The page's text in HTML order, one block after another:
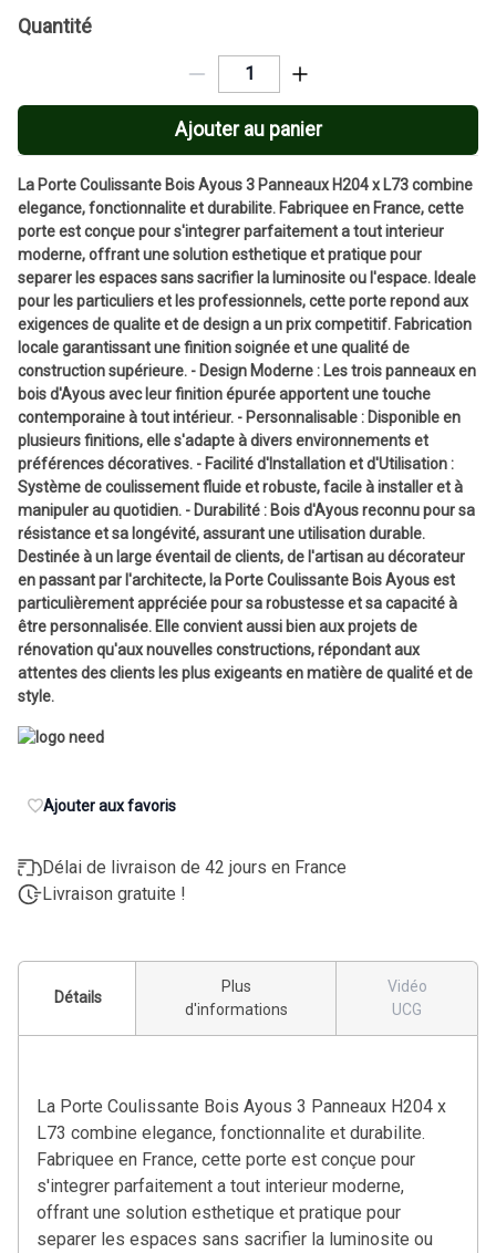
Quantité
Ajouter au panier
La Porte Coulissante Bois Ayous 3 Panneaux H204 x L73 combine
elegance, fonctionnalite et durabilite. Fabriquee en France, cette
porte est conçue pour s'integrer parfaitement a tout interieur
moderne, offrant une solution esthetique et pratique pour
separer les espaces sans sacrifier la luminosite ou l'espace. Ideale
pour les particuliers et les professionnels, cette porte repond aux
exigences de qualite et de design a un prix competitif. Fabrication
locale garantissant une finition soignée et une qualité de
construction supérieure. - Design Moderne : Les trois panneaux en
bois d'Ayous avec leur finition épurée apportent une touche
contemporaine à tout intérieur. - Personnalisable : Disponible en
plusieurs finitions, elle s'adapte à divers environnements et
préférences décoratives. - Facilité d'Installation et d'Utilisation :
Système de coulissement fluide et robuste, facile à installer et à
manipuler au quotidien. - Durabilité : Bois d'Ayous reconnu pour sa
résistance et sa longévité, assurant une utilisation durable.
Destinée à un large éventail de clients, de l'artisan au décorateur
en passant par l'architecte, la Porte Coulissante Bois Ayous est
particulièrement appréciée pour sa robustesse et sa capacité à
être personnalisée. Elle convient aussi bien aux projets de
rénovation qu'aux nouvelles constructions, répondant aux
attentes des clients les plus exigeants en matière de qualité et de
style.
Ajouter aux favoris
Délai de livraison de 42 jours en France
Livraison gratuite !
Détails
Plus
d'informations
Vidéo
UCG
La Porte Coulissante Bois Ayous 3 Panneaux H204 x
L73 combine elegance, fonctionnalite et durabilite.
Fabriquee en France, cette porte est conçue pour
s'integrer parfaitement a tout interieur moderne,
offrant une solution esthetique et pratique pour
separer les espaces sans sacrifier la luminosite ou